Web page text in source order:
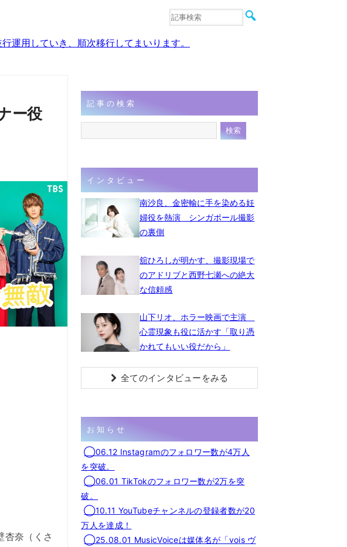
音楽
運用していき、順次移行してまいります。
ー役
奈（くさ
記事の検索
インタビュー
南沙良、金密輸に手を染める妊
婦役を熱演 シンガポール撮影
の裏側
舘ひろしが明かす、撮影現場で
のアドリブと西野七瀬への絶大
な信頼感
山下リオ、ホラー映画で主演
心霊現象も役に活かす「取り憑
かれてもいい役だから」
全てのインタビューをみる
お知らせ
◯06.12 Instagramのフォロワー数が4万人
を突破。
◯06.01 TikTokのフォロワー数が2万を突
破。
◯10.11 YouTubeチャンネルの登録者数が20
万人を達成！
◯25.08.01 MusicVoiceは媒体名が「vois ヴ